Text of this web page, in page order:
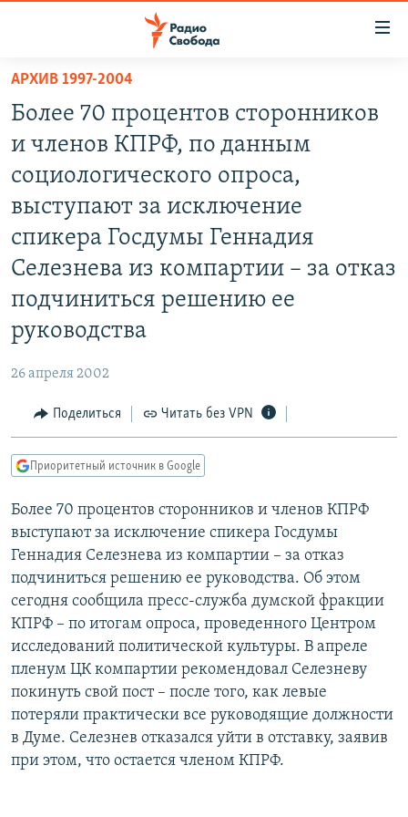
упрощенного
доступа
основному
содержанию
Вернутся
главной
навигации
МНЕНИЯ
КУЛЬТУРА
IDEL.РЕАЛИИ
КАВКАЗ.РЕАЛИИ
РАСПИСАНИЕ ВЕЩАНИЯ
ПОДПИШИТЕСЬ НА РАССЫЛКУ
СОЦИАЛЬНЫЕ СЕТИ
Все сайты РСЕ/РС
АРХИВ 1997-2004
Более 70 процентов сторонников
и членов КПРФ, по данным
социологического опроса,
выступают за исключение
спикера Госдумы Геннадия
Селезнева из компартии – за отказ
подчиниться решению ее
руководства
26 апреля 2002
Поделиться Читать без VPN
Приоритетный источник в Google
Более 70 процентов сторонников и членов КПРФ
выступают за исключение спикера Госдумы
Геннадия Селезнева из компартии – за отказ
подчиниться решению ее руководства. Об этом
сегодня сообщила пресс-служба думской фракции
КПРФ – по итогам опроса, проведенного Центром
исследований политической культуры. В апреле
пленум ЦК компартии рекомендовал Селезневу
покинуть свой пост – после того, как левые
потеряли практически все руководящие должности
в Думе. Селезнев отказался уйти в отставку, заявив
при этом, что остается членом КПРФ.